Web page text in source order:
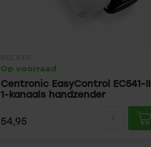
BECKER
Op voorraad
Centronic EasyControl EC541-II
1-kanaals handzender
54,95